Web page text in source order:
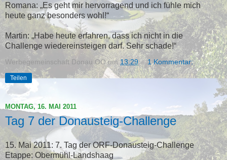
Romana: „Es geht mir hervorragend und ich fühle mich
heute ganz besonders wohl!“
Martin: „Habe heute erfahren, dass ich nicht in die
Challenge wiedereinsteigen darf. Sehr schade!“
Werbegemeinschaft Donau OÖ um13:29 1 Kommentar:
Teilen
MONTAG, 16. MAI 2011
Tag 7 der Donausteig-Challenge
15. Mai 2011: 7. Tag der ORF-Donausteig-Challenge
Etappe: Obermühl-Landshaag